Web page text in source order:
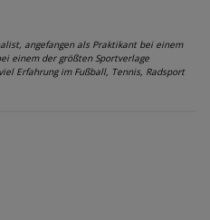
angefangen als Praktikant bei einem
einem der größten Sportverlage
Erfahrung im Fußball, Tennis, Radsport